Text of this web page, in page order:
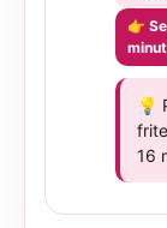
👉
💡
16